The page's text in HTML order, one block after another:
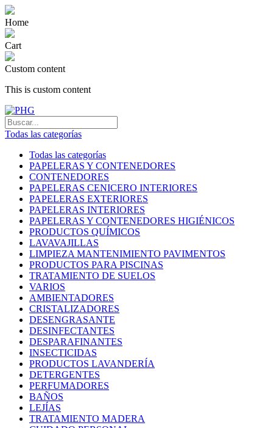
Home
Cart
Custom content
This is custom content
Todas las categorías
Todas las categorías
PAPELERAS Y CONTENEDORES
CONTENEDORES
PAPELERAS CENICERO INTERIORES
PAPELERAS EXTERIORES
PAPELERAS INTERIORES
PAPELERAS Y CONTENEDORES HIGIÉNICOS
PRODUCTOS QUÍMICOS
LAVAVAJILLAS
LIMPIEZA MANTENIMIENTO PAVIMENTOS
PRODUCTOS PARA PISCINAS
TRATAMIENTO DE SUELOS
VARIOS
AMBIENTADORES
CRISTALIZADORES
DESENGRASANTE
DESINFECTANTES
DESPARAFINANTES
INSECTICIDAS
PRODUCTOS LAVANDERÍA
DETERGENTES
PERFUMADORES
BAÑOS
LEJÍAS
TRATAMIENTO MADERA